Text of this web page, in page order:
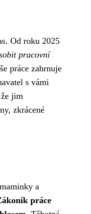
Od roku 2025
pracovní
práce zahrnuje
s vámi
jim
zkrácené
a
práce